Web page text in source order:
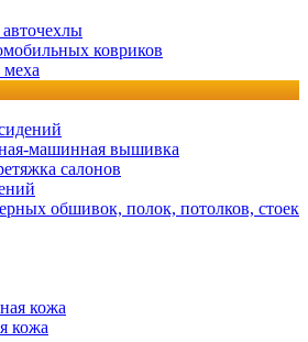
ковриков
машинная вышивка
салонов
обшивок, полок, потолков, стоек
кожа
кожа